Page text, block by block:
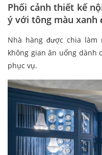
Phối cảnh thiết kế
ý với tông màu xanh
Nhà hàng được chia làm
không gian ăn uống dành
phục vụ.